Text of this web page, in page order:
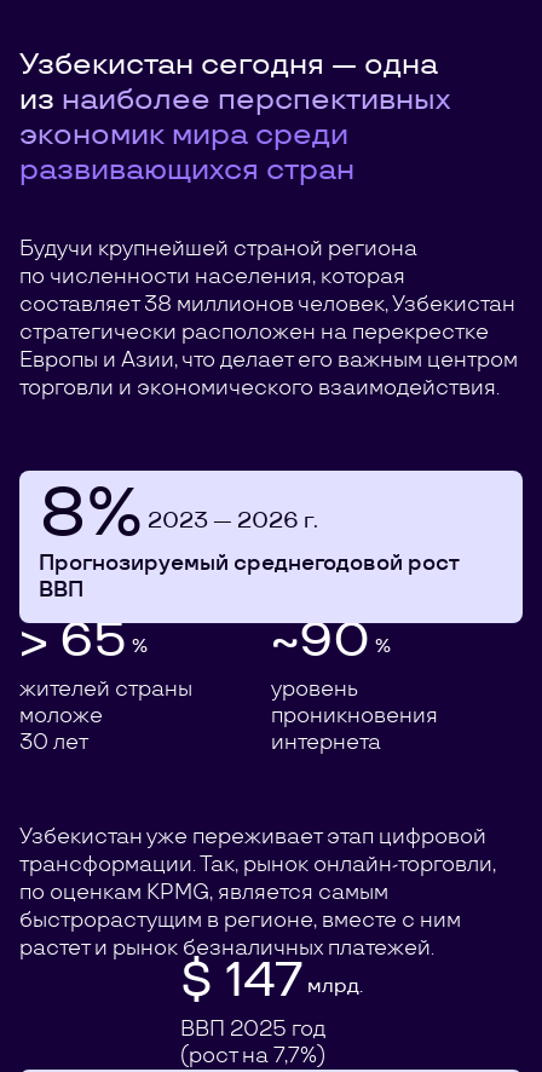
Узбекистан сегодня — одна
из наиболее перспективных
экономик мира среди
развивающихся стран
Будучи крупнейшей страной региона
по численности населения, которая
составляет 38 миллионов человек, Узбекистан
стратегически расположен на перекрестке
Европы и Азии, что делает его важным центром
торговли и экономического взаимодействия.
8% 2023 — 2026 г.
Прогнозируемый среднегодовой рост
ВВП
> 65 %
жителей страны
моложе
30 лет
~90 %
уровень
проникновения
интернета
Узбекистан уже переживает этап цифровой
трансформации. Так, рынок онлайн-торговли,
по оценкам KPMG, является самым
быстрорастущим в регионе, вместе с ним
растет и рынок безналичных платежей.
$ 147 млрд.
ВВП 2025 год
(рост на 7,7%)